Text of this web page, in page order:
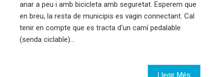
anar a peu i amb bicicleta amb seguretat. Esperem que
en breu, la resta de municipis es vagin connectant. Cal
tenir en compte que es tracta d'un camí pedalable
(senda ciclable)…
Llegir Més